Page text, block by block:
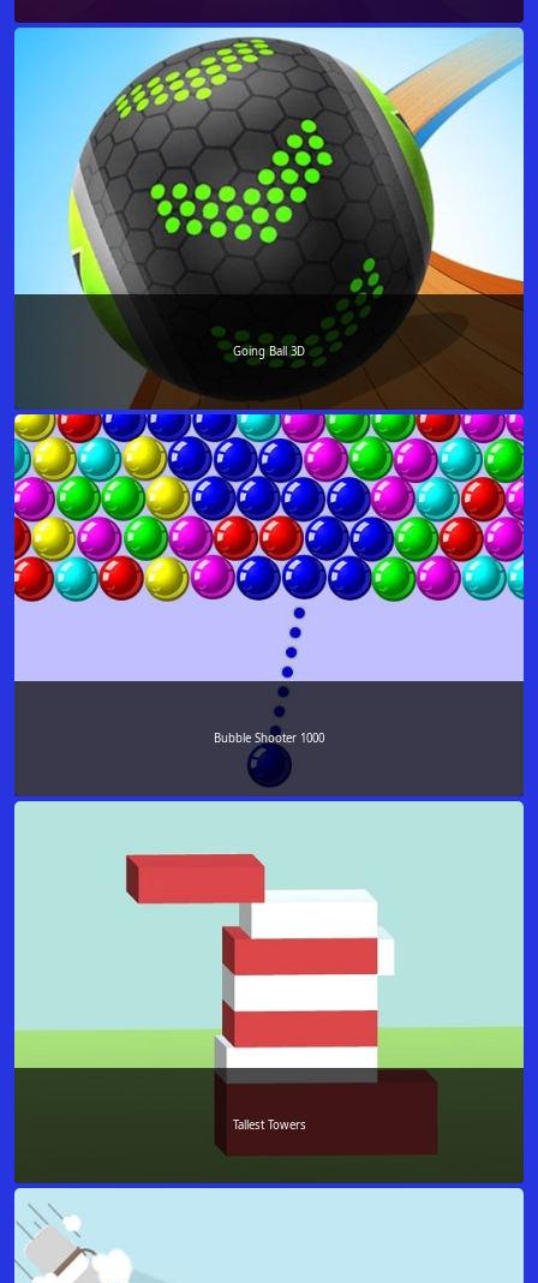
Going Ball 3D
Bubble Shooter 1000
Tallest Towers